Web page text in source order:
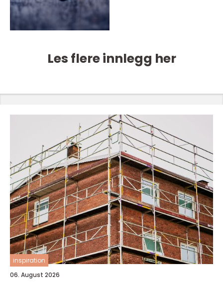
Les flere innlegg her
inspiration
06. August 2026